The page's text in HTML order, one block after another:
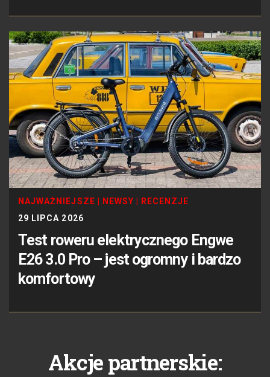
NAJWAŻNIEJSZE NEWSY
RECENZJE
29 LIPCA 2026
Test roweru elektrycznego Engwe
E26 3.0 Pro – jest ogromny i bardzo
komfortowy
Akcje partnerskie: